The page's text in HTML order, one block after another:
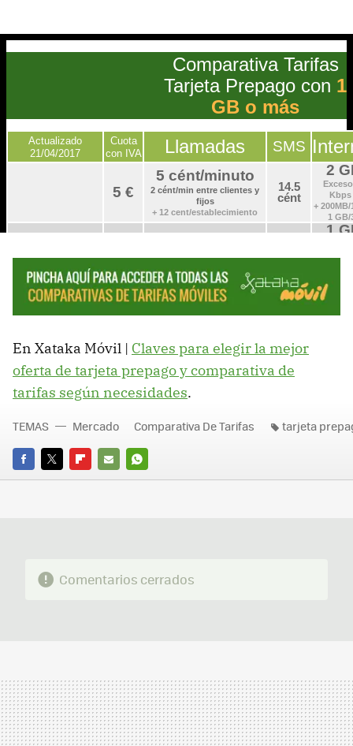
En Xataka Móvil | Claves para elegir la mejor
oferta de tarjeta prepago y comparativa de
tarifas según necesidades.
FACEBOOK
TWITTERFLIPBOARD
E-
WHATSAPP
TEMAS Mercado Comparativa De Tarifas tarjeta
Comentarios cerrados